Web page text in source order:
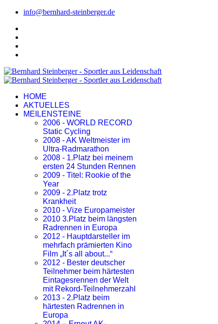
info@bernhard-steinberger.de
HOME
AKTUELLES
MEILENSTEINE
2006 - WORLD RECORD
Static Cycling
2008 - AK Weltmeister im
Ultra-Radmarathon
2008 - 1.Platz bei meinem
ersten 24 Stunden Rennen
2009 - Titel: Rookie of the
Year
2009 - 2.Platz trotz
Krankheit
2010 - Vize Europameister
2010 3.Platz beim längsten
Radrennen in Europa
2012 - Hauptdarsteller im
mehrfach prämierten Kino
Film „It´s all about...“
2012 - Bester deutscher
Teilnehmer beim härtesten
Eintagesrennen der Welt
mit Rekord-Teilnehmerzahl
2013 - 2.Platz beim
härtesten Radrennen in
Europa